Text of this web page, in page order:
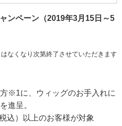
ンペーン（2019年3月15日～5
なくなり次第終了させていただきます
※1に、ウィッグのお手入れに
進呈。
）以上のお客様が対象